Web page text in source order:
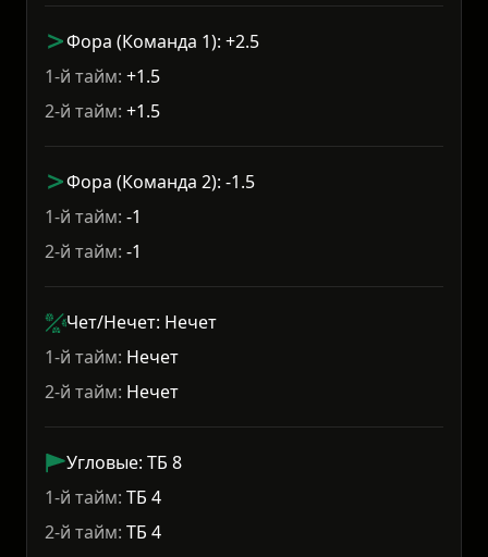
Фора (Команда 1): +2.5
1-й тайм: +1.5
2-й тайм: +1.5
Фора (Команда 2): -1.5
1-й тайм: -1
2-й тайм: -1
Чет/Нечет: Нечет
1-й тайм: Нечет
2-й тайм: Нечет
Угловые: ТБ 8
1-й тайм: ТБ 4
2-й тайм: ТБ 4